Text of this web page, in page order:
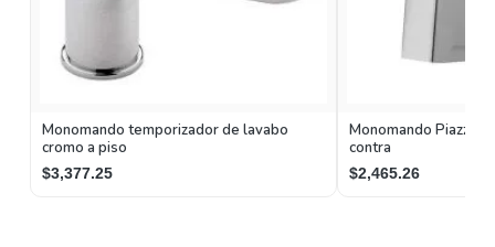
Monomando temporizador de lavabo
cromo a piso
$3,377.25
Monomando Piazza
contra
$2,465.26